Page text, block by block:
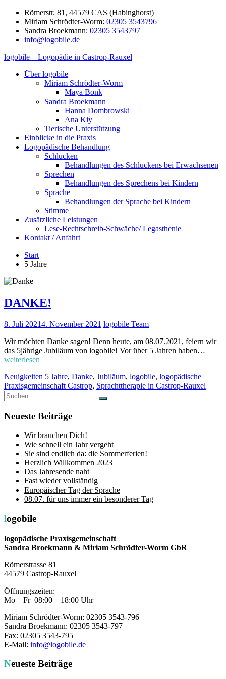
Zum
Inhalt
springen
Römerstr. 81, 44579 CAS (Habinghorst)
Miriam Schrödter-Worm: 02305 3543796
Sandra Broekmann: 02305 3543797
info@logobile.de
logobile – Logopädie in Castrop-Rauxel
logobile
logopädische
Praxisgemeinschaft
Über logobile
Miriam Schrödter-Worm
Maya Bonk
Sandra Broekmann
Hanna Dombrowski
Ana Kiy
Tierische Unterstützung
Einblicke in die Praxis
Logopädische Behandlung
Schlucken
Behandlungen des Schluckens bei Erwachsenen
Sprechen
Behandlungen des Sprechens bei Kindern
Sprache
Behandlungen der Sprache bei Kindern
Stimme
Zusätzliche Leistungen
Lese-Rechtschreib-Schwäche/ Legasthenie
Kontakt / Anfahrt
Start
5 Jahre
DANKE!
8. Juli 20214. November 2021 logobile Team
Wir möchten Danke sagen! Denn heute, am 08.07.2021, feiern wir
das 5jährige Jubiläum von logobile! Vor über 5 Jahren haben…
weiterlesen
Neuigkeiten 5 Jahre, Danke, Jubiläum, logobile, logopädische
Praxisgemeinschaft Castrop, Sprachttherapie in Castrop-Rauxel
Suchen
nach:
Suchen
Neueste Beiträge
Wir brauchen Dich!
Wie schnell ein Jahr vergeht
Sie sind endlich da: die Sommerferien!
Herzlich Willkommen 2023
Das Jahresende naht
Fast wieder vollständig
Europäischer Tag der Sprache
08.07. für uns immer ein besonderer Tag
logobile
logopädische Praxisgemeinschaft
Sandra Broekmann & Miriam Schrödter-Worm GbR
Römerstrasse 81
44579 Castrop-Rauxel
Öffnungszeiten:
Mo – Fr 08:00 – 18:00 Uhr
Miriam Schrödter-Worm: 02305 3543-796
Sandra Broekmann: 02305 3543-797
Fax: 02305 3543-795
E-Mail: info@logobile.de
Neueste Beiträge